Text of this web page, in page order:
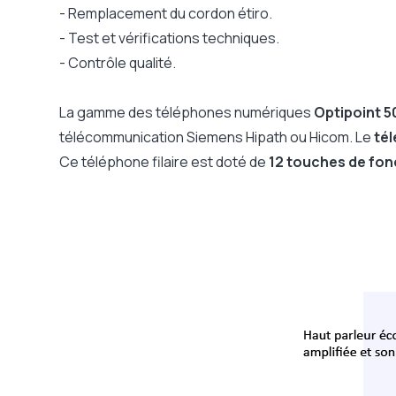
Clavier
Compatible PABX
Voyants d'appels lumineux
Dimensions
Compatible Microsoft Teams SIP gateway
Garantie
- Remplacement du cordon étiro.
- Test et vérifications techniques.
- Contrôle qualité.
La gamme des téléphones numériques Optipoint
télécommunication Siemens Hipath ou Hicom. Le
Ce téléphone filaire est doté de 12 touches de